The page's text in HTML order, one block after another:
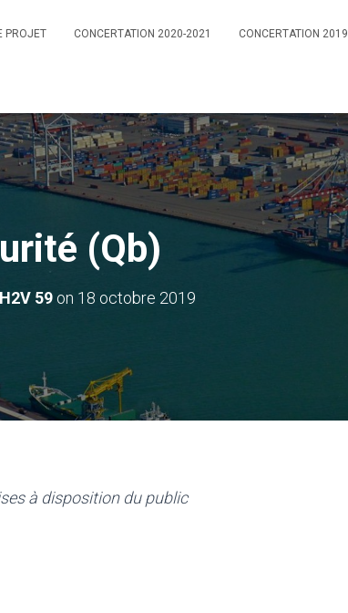
PROJET CONCERTATION 2020-2021 CONCERTATION 2019
(Qb)
H2V 59 on 18 octobre 2019
à disposition du public